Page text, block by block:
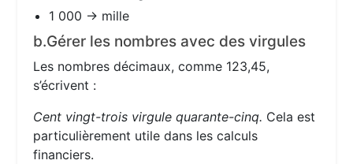
1 000 → mille
b.Gérer les nombres avec des virgules
Les nombres décimaux, comme 123,45,
s’écrivent :
Cent vingt-trois virgule quarante-cinq. Cela est
particulièrement utile dans les calculs
financiers.